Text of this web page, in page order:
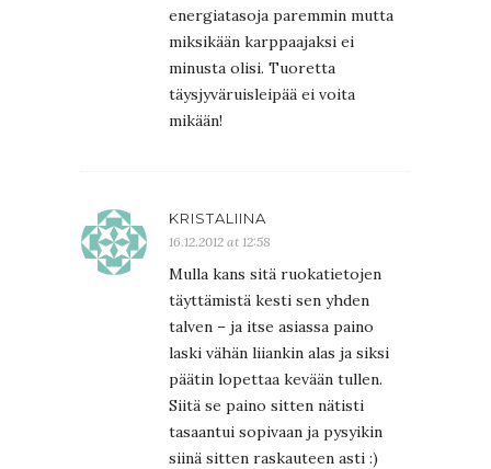
energiatasoja paremmin mutta
miksikään karppaajaksi ei
minusta olisi. Tuoretta
täysjyväruisleipää ei voita
mikään!
KRISTALIINA
16.12.2012 at 12:58
Mulla kans sitä ruokatietojen
täyttämistä kesti sen yhden
talven – ja itse asiassa paino
laski vähän liiankin alas ja siksi
päätin lopettaa kevään tullen.
Siitä se paino sitten nätisti
tasaantui sopivaan ja pysyikin
siinä sitten raskauteen asti :)